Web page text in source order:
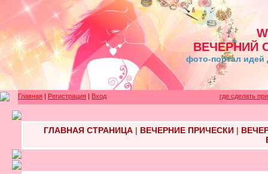
ВЕЧЕРНИЙ
фото-портал идей
Главная | Регистрация | Вход где сделать
ГЛАВНАЯ СТРАНИЦА| ВЕЧЕРНИЕ ПРИЧЕСКИ|